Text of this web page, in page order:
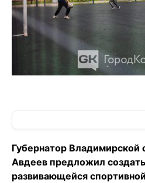
Губернатор Владимирской
Авдеев предложил создать
развивающейся